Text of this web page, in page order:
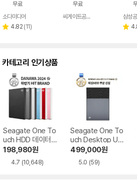
무료
페이
소다미디어
별 4.82 리
(11)
무료
씨게이트공식총판
삼성
별
카테고리 인기상품
Seagate One To
uch HDD 데이터복
구
198,980원
4.7 (10,648)
Seagate One To
uch Desktop US
B BUS Power 데
이터복구
499,000원
5.0 (59)